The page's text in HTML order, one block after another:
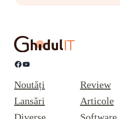
Facebook YouTube
Noutăți
Lansări
Review
Articole